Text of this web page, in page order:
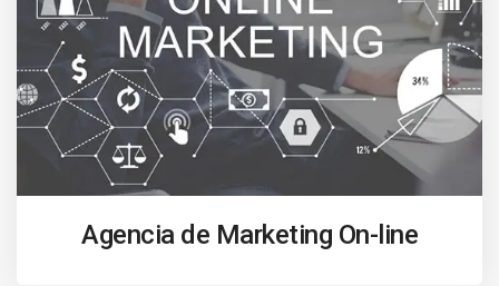
Agencia de Marketing On-line